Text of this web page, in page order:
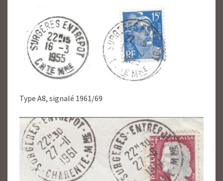
Type A8, signalé 1961/69